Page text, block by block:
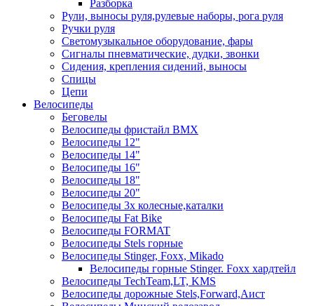
Разборка
Рули, выносы руля,рулевые наборы, рога руля
Ручки руля
Светомузыкальное оборудование, фары
Сигналы пневматические, дудки, звонки
Сидения, крепления сидений, выносы
Спицы
Цепи
Велосипеды
Беговелы
Велосипеды фристайл ВМХ
Велосипеды 12"
Велосипеды 14"
Велосипеды 16"
Велосипеды 18"
Велосипеды 20"
Велосипеды 3х колесные,каталки
Велосипеды Fat Bike
Велосипеды FORMAT
Велосипеды Stels горные
Велосипеды Stinger, Foxx, Mikado
Велосипеды горные Stinger. Foxx хардтейл
Велосипеды TechTeam,LT, KMS
Велосипеды дорожные Stels,Forward,Аист